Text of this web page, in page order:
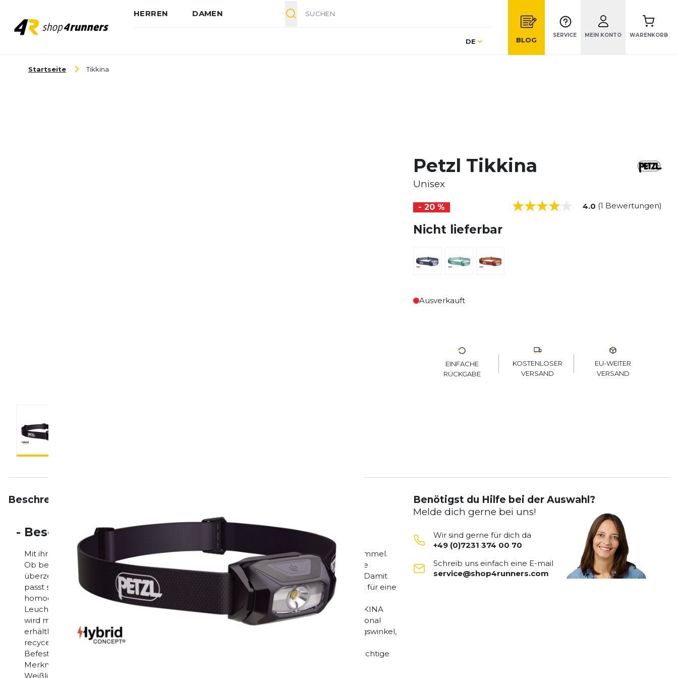
HERREN DAMEN
Sprache
DE BLOG
SERVICE MEIN KONTO WARENKORB
Startseite Tikkina
Petzl Tikkina
Unisex
- 20 % 4.0 (1 Bewertungen)
Nicht lieferbar
Ausverkauft
EINFACHE
RÜCKGABE
KOSTENLOSER
VERSAND
EU-WEITER
VERSAND
Beschreibung
- Beschreibung
Mit ihren 300 Lumen bringt die Petzl TIKKINA Licht in Ihre Abende unter dem Sternenhimmel.
Ob beim Lesen im Zelt, bei der Fortbewegung im Lager oder im Alltag – diese Stirnlampe
überzeugt durch einfache Bedienung, kompaktes Design und ein Gewicht von nur 92 g. Damit
passt sie mühelos in jede Jackentasche oder jeden Rucksack. Der breite Lichtkegel sorgt für eine
homogene, komfortable Ausleuchtung im Nahbereich. Drei Weißlichtstufen (Maximale
Leuchtdauer, Standard, Maximale Leistung) bieten flexible Einsatzmöglichkeiten. Die TIKKINA
wird mit drei AAA-Batterien geliefert, ist aber dank HYBRID CONCEPT auch mit dem optional
erhältlichen CORE-Akku kompatibel. Mit einem einzigen Schalter, einstellbarem Neigungswinkel,
recyceltem, abnehmbarem Kopfband und der Möglichkeit, die Lampe über
Befestigungssysteme am Helm oder Fahrrad zu montieren, ist sie vielseitig einsetzbar. Wichtige
Merkmale: Leuchtkraft: 300 Lumen Gewicht: 92 g Lichtkegel: breit Beleuchtungsmodi: 3
Weißlichtstufen Energieversorgung: 3x AAA-Batterien (inkl.) oder CORE-Akku (optional)
Benötigst du Hilfe bei der Auswahl?
Melde dich gerne bei uns!
Wir sind gerne für dich da
+49 (0)7231 374 00 70
Schreib uns einfach eine E-mail
service@shop4runners.com